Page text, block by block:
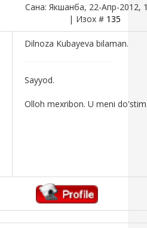
Сана: Якшанба, 22-Апр-2012,
| Изох # 135
Dilnoza Kubayeva bilaman.
Sayyod.
Olloh mexribon. U meni